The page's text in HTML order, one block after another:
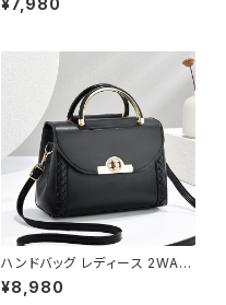
ュック 通学バッグ バックパック
¥7,980
ハンドバッグ レディース 2WAY
ショルダーバッグ ミニバッグ き
れいめ 上品 フラップバッグ ゴー
¥8,980